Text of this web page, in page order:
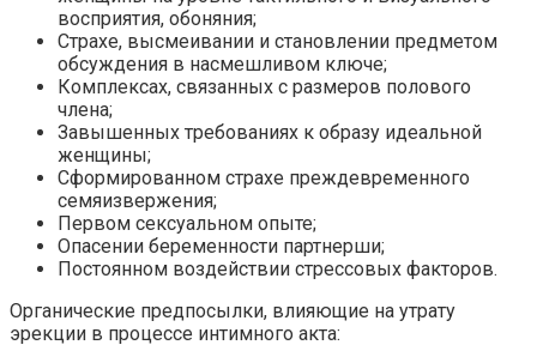
восприятия, обоняния;
Страхе, высмеивании и становлении предметом
обсуждения в насмешливом ключе;
Комплексах, связанных с размеров полового
члена;
Завышенных требованиях к образу идеальной
женщины;
Сформированном страхе преждевременного
семяизвержения;
Первом сексуальном опыте;
Опасении беременности партнерши;
Постоянном воздействии стрессовых факторов.
Органические предпосылки, влияющие на утрату
эрекции в процессе интимного акта: